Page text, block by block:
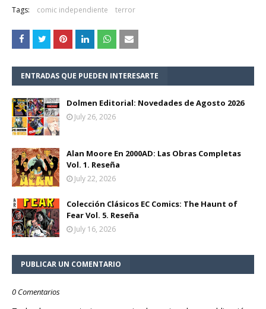
Tags: comic independiente terror
ENTRADAS QUE PUEDEN INTERESARTE
Dolmen Editorial: Novedades de Agosto 2026
July 26, 2026
Alan Moore En 2000AD: Las Obras Completas
Vol. 1. Reseña
July 22, 2026
Colección Clásicos EC Comics: The Haunt of
Fear Vol. 5. Reseña
July 16, 2026
PUBLICAR UN COMENTARIO
0 Comentarios